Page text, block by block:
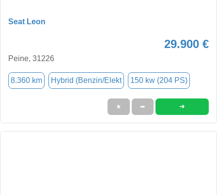
Seat Leon
29.900 €
Peine, 31226
8.360 km Hybrid (Benzin/Elekt 150 kw (204 PS)
★ ➦ ➜